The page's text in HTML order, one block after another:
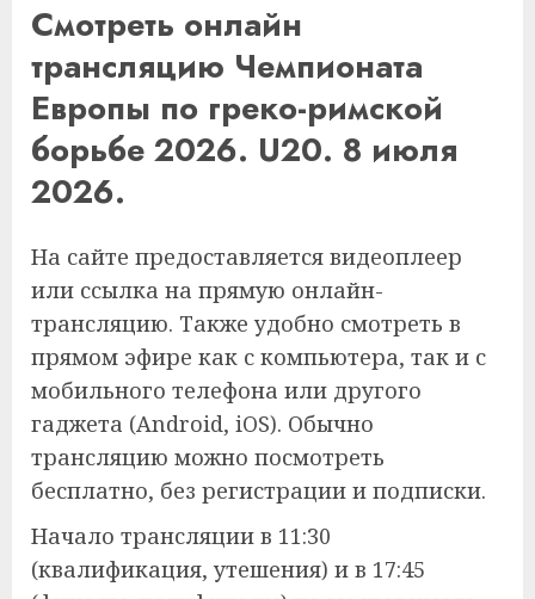
Смотреть онлайн
трансляцию Чемпионата
Европы по греко-римской
борьбе 2026. U20. 8 июля
2026.
На сайте предоставляется видеоплеер
или ссылка на прямую онлайн-
трансляцию. Также удобно смотреть в
прямом эфире как с компьютера, так и с
мобильного телефона или другого
гаджета (Android, iOS). Обычно
трансляцию можно посмотреть
бесплатно, без регистрации и подписки.
Начало трансляции в 11:30
(квалификация, утешения) и в 17:45